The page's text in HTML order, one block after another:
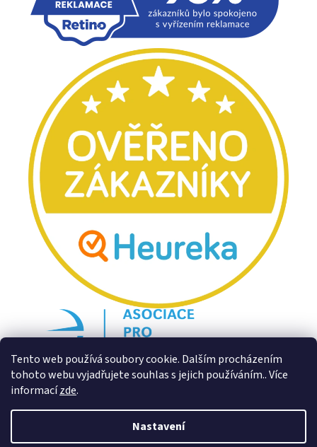
Tento web používá soubory cookie. Dalším procházením
tohoto webu vyjadřujete souhlas s jejich používáním.. Více
informacízde.
Nastavení